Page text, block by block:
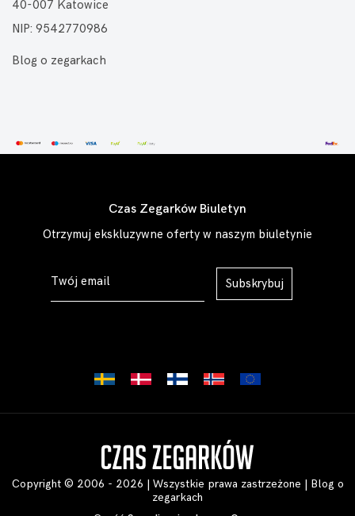
40-007 Katowice
NIP: 9542770986
Blog o zegarkach
Czas Zegarków Biuletyn
Otrzymuj ekskluzywne oferty w naszym biuletynie
Subskrybuj
Copyright © 2006 - 2026 | Wszystkie prawa zastrzeżone | Blog o
zegarkach